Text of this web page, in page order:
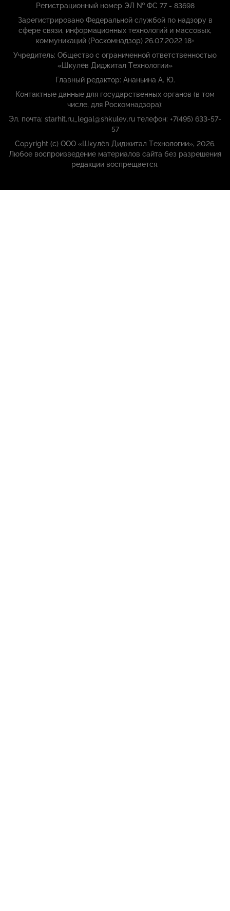
Регистрационный номер ЭЛ № ФС 77 - 83698
Зарегистрировано Федеральной службой по надзору в
сфере связи, информационных технологий и массовых,
коммуникаций (Роскомнадзор) 26.07.2022 18+
Учредитель: Общество с ограниченной ответственностью
«Шкулёв Диджитал Технологии»
Главный редактор: Ананьина А. Ю.
Контактные данные для государственных органов (в том
числе, для Роскомнадзора):
Эл. почта: starhit.ru_legal@shkulev.ru телефон: +7(495) 633-57-
57
Copyright (с) ООО «Шкулёв Диджитал Технологии», 2026.
Любое воспроизведение материалов сайта без разрешения
редакции воспрещается.